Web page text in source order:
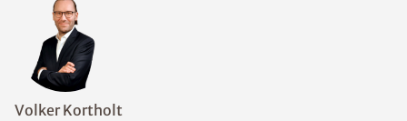
Volker Kortholt